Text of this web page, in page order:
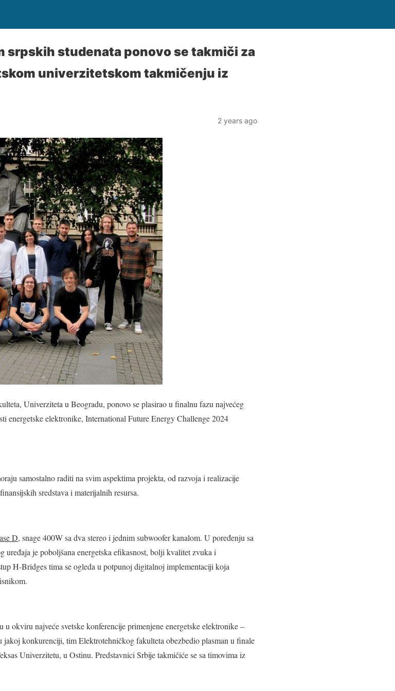
srpskih studenata ponovo se takmiči za
univerzitetskom takmičenju iz
2 years ago
Univerziteta u Beogradu, ponovo se plasirao u finalnu fazu najvećeg
energetske elektronike, International Future Energy Challenge 2024
samostalno raditi na svim aspektima projekta, od razvoja i realizacije
sredstava i materijalnih resursa.
D, snage 400W sa dva stereo i jednim subwoofer kanalom. U poređenju sa
uređaja je poboljšana energetska efikasnost, bolji kvalitet zvuka i
H-Bridges tima se ogleda u potpunoj digitalnoj implementaciji koja
okviru najveće svetske konferencije primenjene energetske elektronike –
jakoj konkurenciji, tim Elektrotehničkog fakulteta obezbedio plasman u finale
Univerzitetu, u Ostinu. Predstavnici Srbije takmičiće se sa timovima iz